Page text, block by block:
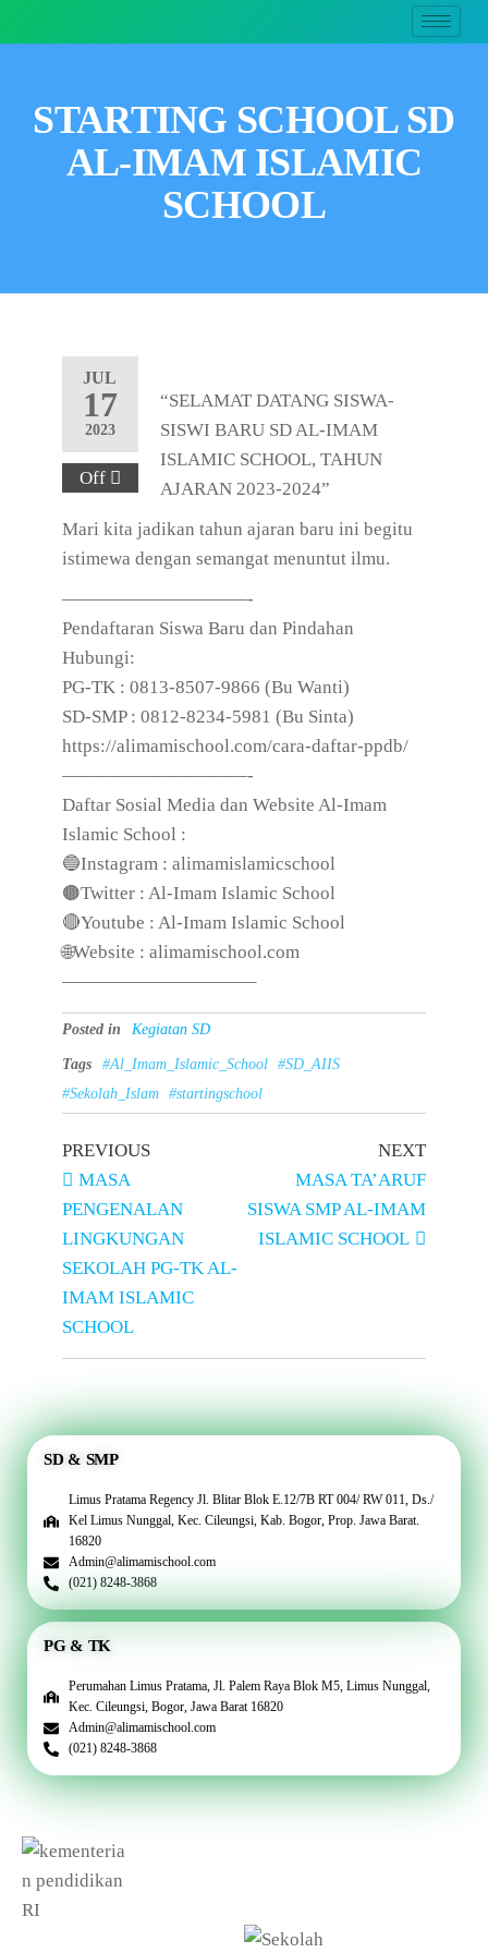
STARTING SCHOOL SD
AL-IMAM ISLAMIC
SCHOOL
JUL
17
2023
Off
“SELAMAT DATANG SISWA-
SISWI BARU SD AL-IMAM
ISLAMIC SCHOOL, TAHUN
AJARAN 2023-2024”
Mari kita jadikan tahun ajaran baru ini begitu
istimewa dengan semangat menuntut ilmu.
——————————-
Pendaftaran Siswa Baru dan Pindahan
Hubungi:
PG-TK : 0813-8507-9866 (Bu Wanti)
SD-SMP : 0812-8234-5981 (Bu Sinta)
https://alimamischool.com/cara-daftar-ppdb/
——————————-
Daftar Sosial Media dan Website Al-Imam
Islamic School :
🔵Instagram : alimamislamicschool
🟤Twitter : Al-Imam Islamic School
🔴Youtube : Al-Imam Islamic School
🌐Website : alimamischool.com
——————————–
Posted in Kegiatan SD
Tags #Al_Imam_Islamic_School
#SD_AIIS
#Sekolah_Islam
#startingschool
PREVIOUS
MASA
PENGENALAN
LINGKUNGAN
SEKOLAH PG-TK AL-
IMAM ISLAMIC
SCHOOL
NEXT
MASA TA’ARUF
SISWA SMP AL-IMAM
ISLAMIC SCHOOL
SD & SMP
Limus Pratama Regency Jl. Blitar Blok E.12/7B RT 004/ RW 011, Ds./
Kel Limus Nunggal, Kec. Cileungsi, Kab. Bogor, Prop. Jawa Barat.
16820
Admin@alimamischool.com
(021) 8248-3868
PG & TK
Perumahan Limus Pratama, Jl. Palem Raya Blok M5, Limus Nunggal,
Kec. Cileungsi, Bogor, Jawa Barat 16820
Admin@alimamischool.com
(021) 8248-3868